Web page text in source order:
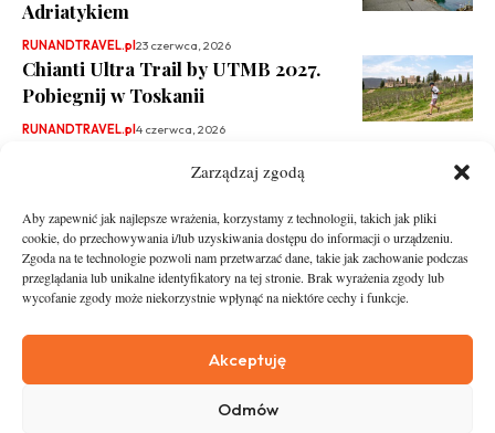
Zarządzaj zgodą
Aby zapewnić jak najlepsze wrażenia, korzystamy z technologii, takich jak pliki
cookie, do przechowywania i/lub uzyskiwania dostępu do informacji o urządzeniu.
Zgoda na te technologie pozwoli nam przetwarzać dane, takie jak zachowanie podczas
przeglądania lub unikalne identyfikatory na tej stronie. Brak wyrażenia zgody lub
wycofanie zgody może niekorzystnie wpłynąć na niektóre cechy i funkcje.
Akceptuję
Odmów
Adriatykiem
RUNANDTRAVEL.pl 23 czerwca, 2026
Chianti Ultra Trail by UTMB 2027.
Pobiegnij w Toskanii
RUNANDTRAVEL.pl 4 czerwca, 2026
Asfalt
O nas
Zostań Patronem
Kontakt